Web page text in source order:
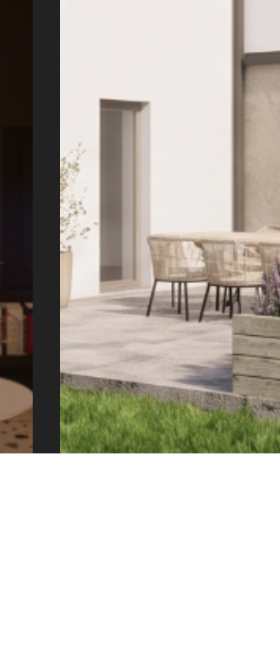
office@tector-atelier.cz